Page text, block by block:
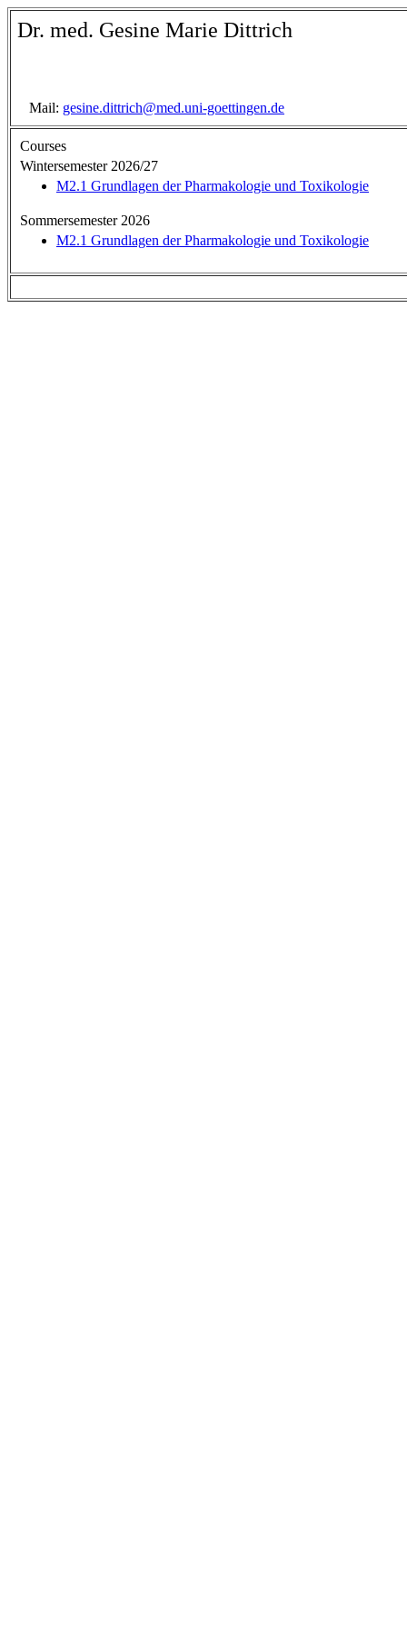
Dr. med. Gesine Marie Dittrich
Mail: gesine.dittrich@med.uni-goettingen.de
Courses
Wintersemester 2026/27
M2.1 Grundlagen der Pharmakologie und Toxikologie
Sommersemester 2026
M2.1 Grundlagen der Pharmakologie und Toxikologie